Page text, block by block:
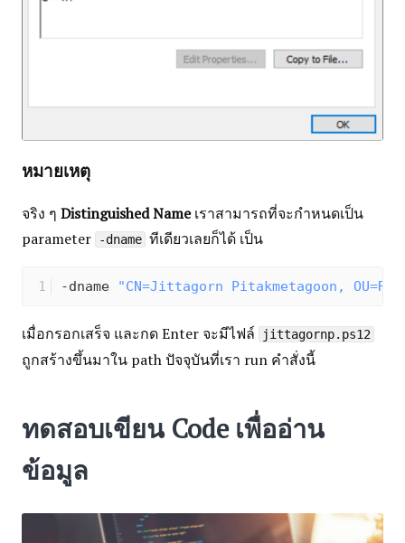
หมายเหตุ
จริง ๆ Distinguished Nameเราสามารถที่จะกำหนดเป็น
parameter
-dname ทีเดียวเลยก็ได้ เป็น
-dname "CN=Jittagorn Pitakmetagoon,
เมื่อกรอกเสร็จ และกด Enter จะมีไฟล์ jittagornp.ps12
ถูกสร้างขึ้นมาใน path ปัจจุบันที่เรา run คำสั่งนี้
ทดสอบเขียน Code เพื่ออ่าน
ข้อมูล